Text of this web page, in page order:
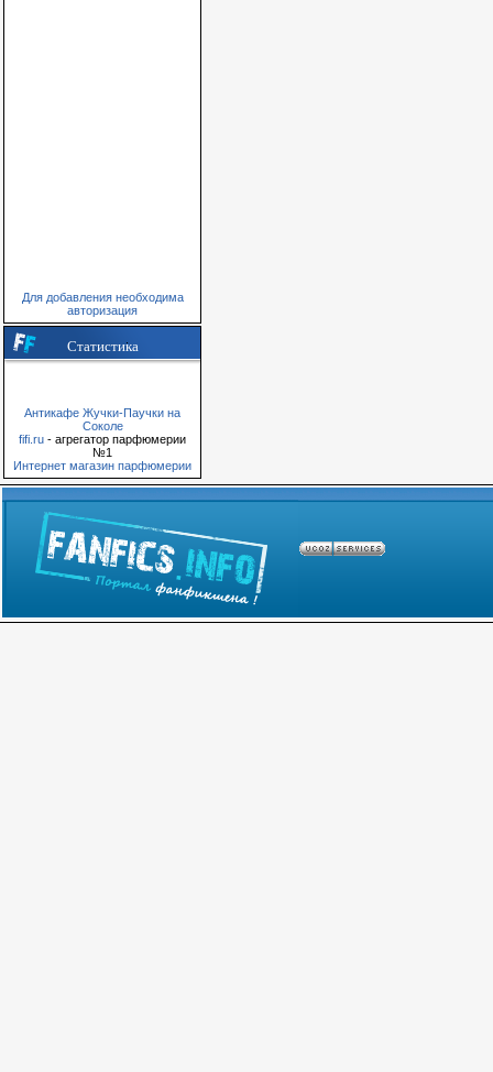
Для добавления необходима
авторизация
Статистика
Антикафе Жучки-Паучки на
Соколе
fifi.ru - агрегатор парфюмерии
№1
Интернет магазин парфюмерии